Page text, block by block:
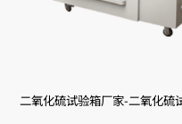
安全气囊点爆试